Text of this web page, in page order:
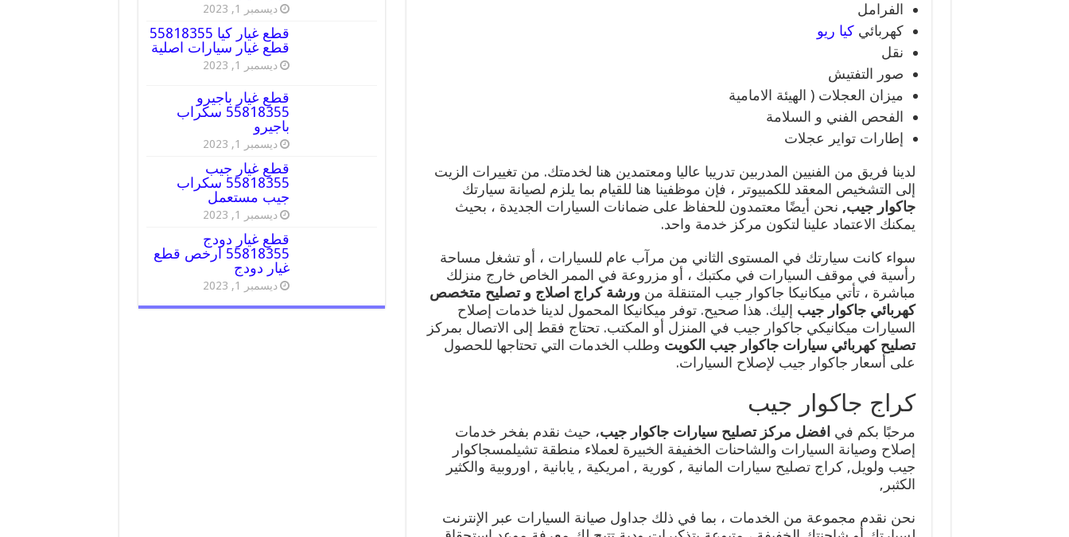
الفرامل
كهربائيكيا ريو
نقل
صور التفتيش
ميزان العجلات ( الهيئة الامامية
الفحص الفني و السلامة
إطارات تواير عجلات
لدينا فريق من الفنيين المدربين تدريبا عاليا ومعتمدين هنا لخدمتك. من تغييرات الزيت
إلى التشخيص المعقد للكمبيوتر ، فإن موظفينا هنا للقيام بما يلزم لصيانة سيارتك
جاكوار جيب, نحن أيضًا معتمدون للحفاظ على ضمانات السيارات الجديدة ، بحيث
يمكنك الاعتماد علينا لتكون مركز خدمة واحد.
سواء كانت سيارتك في المستوى الثاني من مرآب عام للسيارات ، أو تشغل مساحة
رأسية في موقف السيارات في مكتبك ، أو مزروعة في الممر الخاص خارج منزلك
مباشرة ، تأتي ميكانيكا جاكوار جيب المتنقلة من ورشة كراج اصلاج و تصليح متخصص
كهربائي جاكوار جيب إليك. هذا صحيح. توفر ميكانيكا المحمول لدينا خدمات إصلاح
السيارات ميكانيكي جاكوار جيب في المنزل أو المكتب. تحتاج فقط إلى الاتصال بمركز
تصليح كهربائي سيارات جاكوار جيب الكويت وطلب الخدمات التي تحتاجها للحصول
على أسعار جاكوار جيب لإصلاح السيارات.
كراج جاكوار جيب
مرحبًا بكم في افضل مركز تصليح سيارات جاكوار جيب، حيث نقدم بفخر خدمات
إصلاح وصيانة السيارات والشاحنات الخفيفة الخبيرة لعملاء منطقة تشيلمسجاكوار
جيب ولويل, كراج تصليح سيارات المانية , كورية , امريكية , يابانية , اوروبية والكثير
الكثبر,
نحن نقدم مجموعة من الخدمات ، بما في ذلك جداول صيانة السيارات عبر الإنترنت
ديسمبر 1, 2023
قطع غيار كيا 55818355
قطع غيار سيارات اصلية
ديسمبر 1, 2023
قطع غيار باجيرو
55818355 سكراب
باجيرو
ديسمبر 1, 2023
قطع غيار جيب
55818355 سكراب
جيب مستعمل
ديسمبر 1, 2023
قطع غيار دودج
55818355 ارخص قطع
غيار دودج
ديسمبر 1, 2023